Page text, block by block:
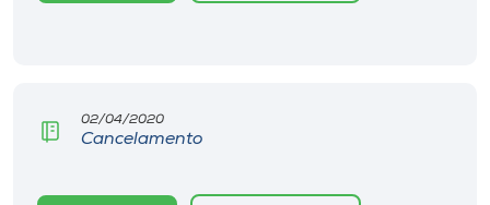
02/04/2020
Cancelamento